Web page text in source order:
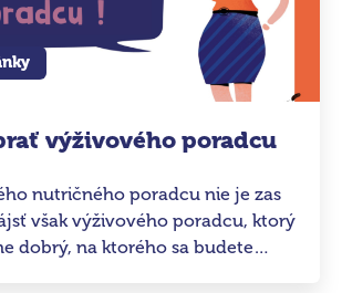
výživového poradcu
nutričného poradcu nie je zas
však výživového poradcu, ktorý
dobrý, na ktorého sa budete